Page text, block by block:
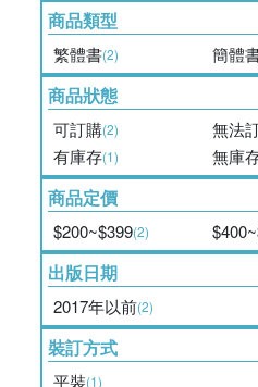
商品類型
繁體書(2) 簡體
商品狀態
可訂購(2) 無法
有庫存(1) 無庫
商品定價
$200~$399(2)
出版日期
2017年以前(2)
裝訂方式
平裝(1)